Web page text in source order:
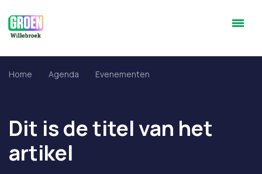
Home Agenda Evenementen
Dit is de titel van het
artikel